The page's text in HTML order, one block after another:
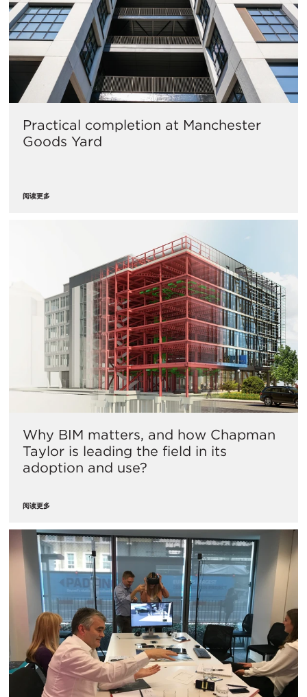
Practical completion at Manchester
Goods Yard
阅读更多
Why BIM matters, and how Chapman
Taylor is leading the field in its
adoption and use?
阅读更多